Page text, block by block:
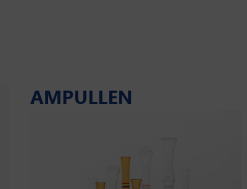
AMPULLEN